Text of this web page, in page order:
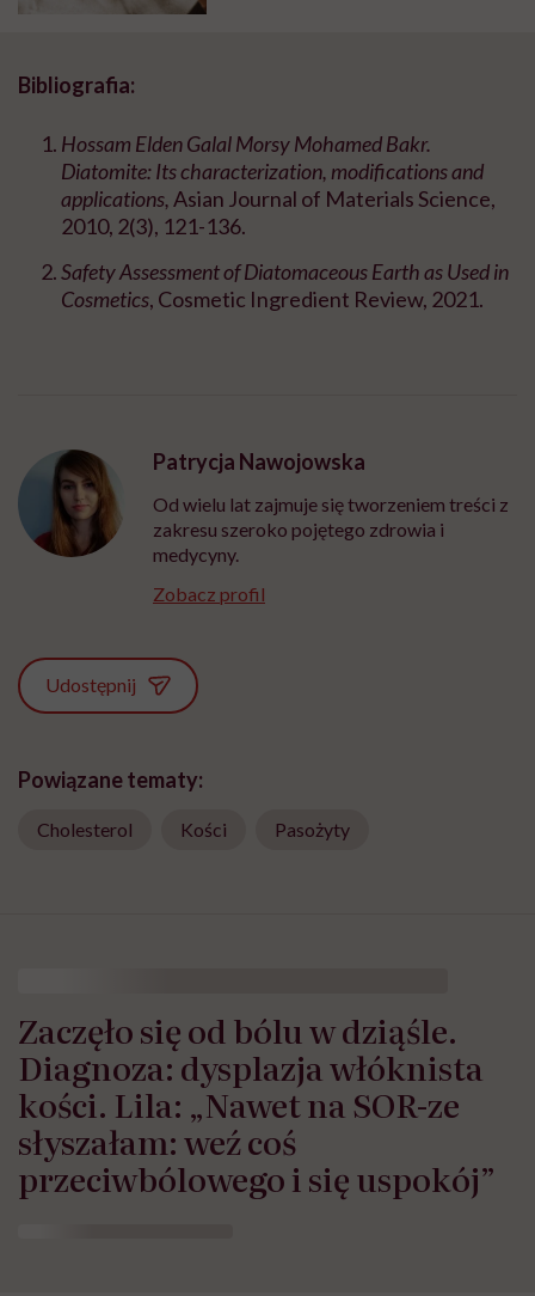
Bibliografia:
Hossam Elden Galal Morsy Mohamed Bakr.
Diatomite: Its characterization, modifications and
applications,Asian Journal of Materials Science,
2010, 2(3), 121-136.
Safety Assessment of Diatomaceous Earth as Used in
Cosmetics, Cosmetic Ingredient Review, 2021.
Patrycja Nawojowska
Od wielu lat zajmuje się tworzeniem treści z
zakresu szeroko pojętego zdrowia i
medycyny.
Zobacz profil
Udostępnij
Powiązane tematy:
Cholesterol Kości Pasożyty
Zaczęło się od bólu w dziąśle.
Diagnoza: dysplazja włóknista
kości. Lila: „Nawet na SOR-ze
słyszałam: weź coś
przeciwbólowego i się uspokój”